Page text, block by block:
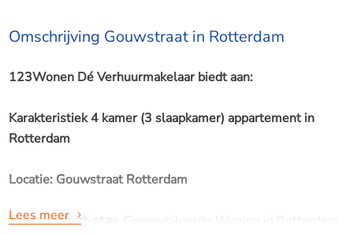
Omschrijving Gouwstraat in Rotterdam
123Wonen Dé Verhuurmakelaar biedt aan:
Karakteristiek 4 kamer (3 slaapkamer) appartement in
Rotterdam
Locatie: Gouwstraat Rotterdam
Te Huurshort-stay
: Gemeubileerde Woning in Rotterdam
Lees meer